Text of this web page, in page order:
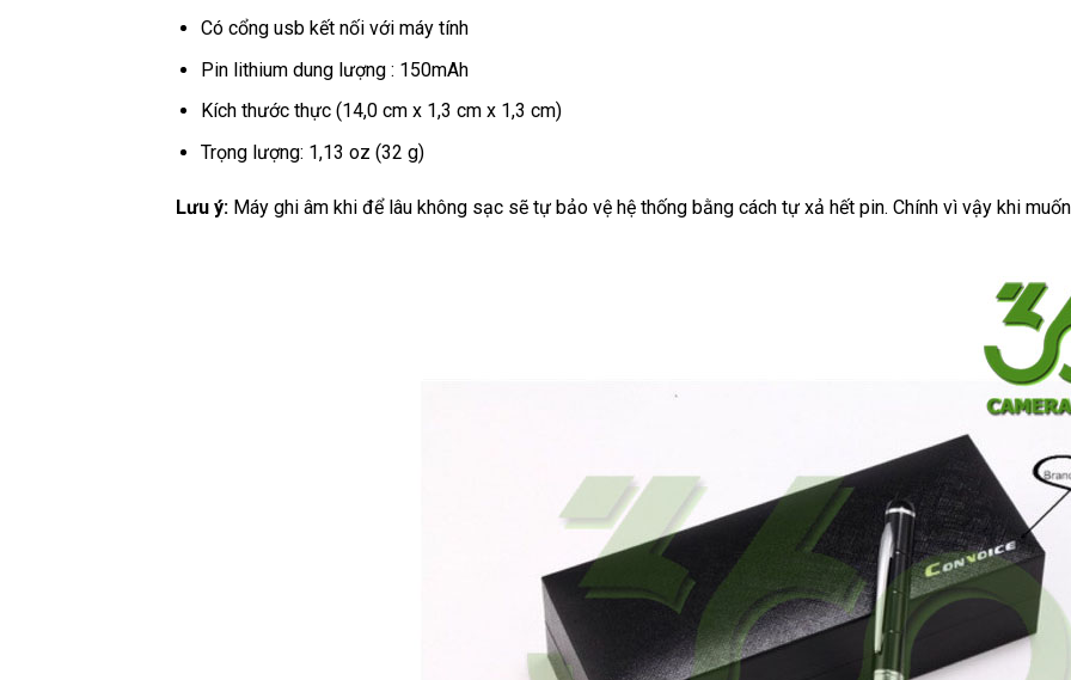
Có cổng usb kết nối với máy tính
Pin lithium dung lượng : 150mAh
Kích thước thực (14,0 cm x 1,3 cm x 1,3 cm)
Trọng lượng: 1,13 oz (32 g)
Lưu ý: Máy ghi âm khi để lâu không sạc sẽ tự bảo vệ hệ thống bằng cách tự xả hết pin. Chính vì vậy khi